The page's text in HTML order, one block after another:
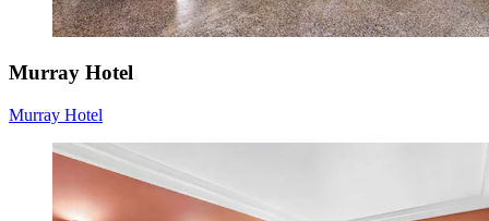
Murray Hotel
Murray Hotel